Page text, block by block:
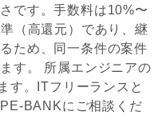
です。手数料は10%〜
（高還元）であり、継
ため、同一条件の案件
す。 所属エンジニアの
す。ITフリーランスと
BANKにご相談くだ